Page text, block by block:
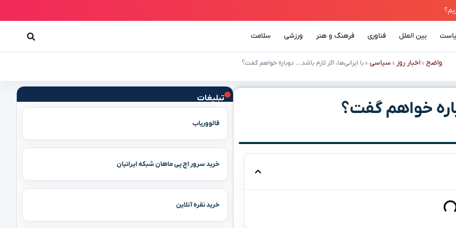
بین الملل فناوری فرهنگ و هنر ورزشی سلامت
واضح »اخبار روز » سیاسی »با ایرانی‌ها، اگر لازم باشد… دوباره خواهم گفت؟
تبلیغات
فالووریاب
خرید سرور اچ پی ماهان شبکه ایرانیان
خرید نقره آنلاین
خواهم گفت؟